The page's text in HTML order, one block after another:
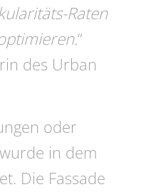
Raten
“
des Urban
oder
in dem
Die Fassade